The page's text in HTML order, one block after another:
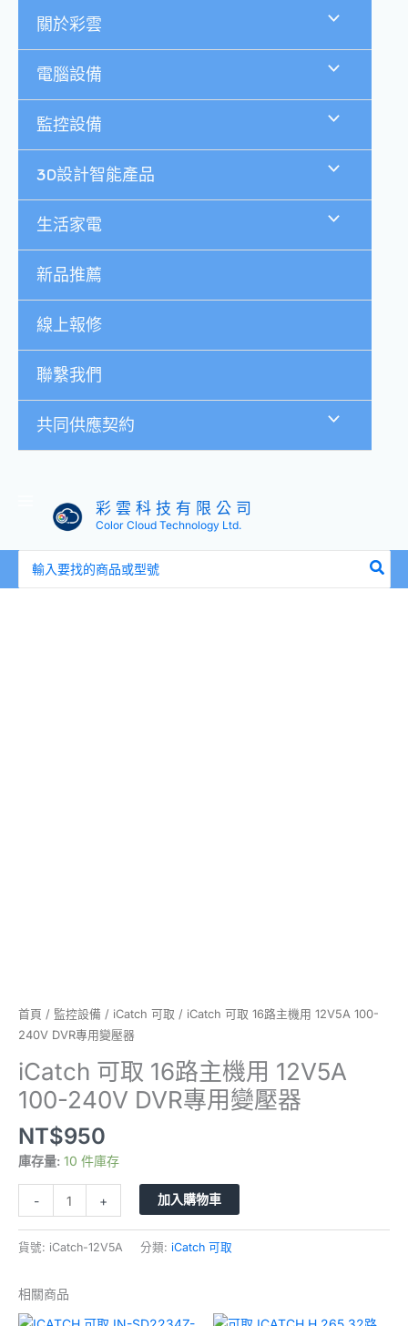
關於彩雲
電腦設備
監控設備
3D設計智能產品
生活家電
新品推薦
線上報修
聯繫我們
共同供應契約
彩 雲 科 技 有 限 公 司
Color Cloud Technology Ltd.
尋：
首頁 / 監控設備 / iCatch 可取 / iCatch 可取 16路主機用 12V5A 100-
240V DVR專用變壓器
iCatch 可取 16路主機用 12V5A
100-240V DVR專用變壓器
NT$950
庫存量: 10 件庫存
- + 加入購物車
貨號: iCatch-12V5A 分類: iCatch 可取
相關商品